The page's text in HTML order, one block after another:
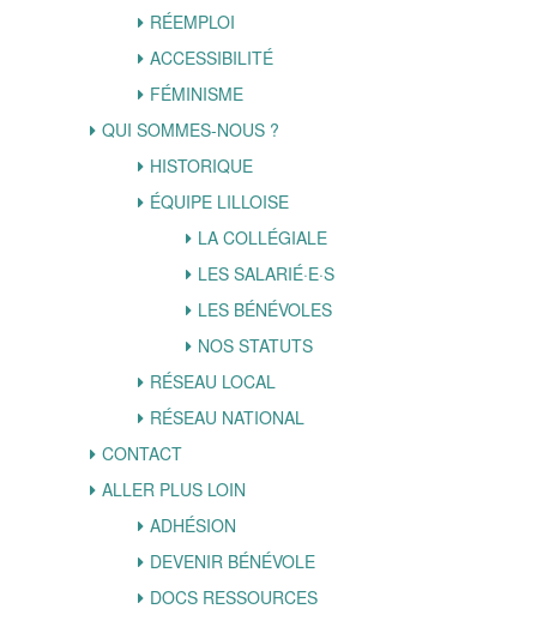
RÉEMPLOI
ACCESSIBILITÉ
FÉMINISME
QUI SOMMES-NOUS ?
HISTORIQUE
ÉQUIPE LILLOISE
LA COLLÉGIALE
LES SALARIÉ·E·S
LES BÉNÉVOLES
NOS STATUTS
RÉSEAU LOCAL
RÉSEAU NATIONAL
CONTACT
ALLER PLUS LOIN
ADHÉSION
DEVENIR BÉNÉVOLE
DOCS RESSOURCES